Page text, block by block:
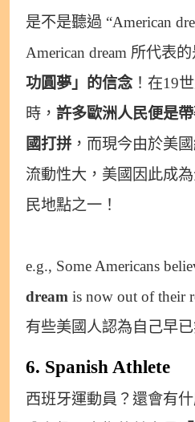
是不是聽過 “American
American dream 所代表的
功圓夢」的信念！在19
時， 許多歐洲人民便是
國打拼 ，而現今由於美
流動性大，美國因此成
民地點之一！
e.g., Some Americans
dream is now out of their
有些美國人認為自己早
6. Spanish Athlete
西班牙運動員？還會有